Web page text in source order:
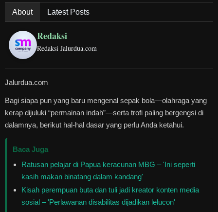
Olahraga
Peristiwa
Edukasi
Kesehatan
About Latest Posts
Redaksi
Redaksi Jalurdua.com
Jalurdua.com
Bagi siapa pun yang baru mengenal sepak bola—olahraga yang
kerap dijuluki “permainan indah”—serta trofi paling bergengsi di
dalamnya, berikut hal-hal dasar yang perlu Anda ketahui.
Baca Juga
Ratusan pelajar di Papua keracunan MBG – 'Ini seperti
kasih makan binatang dalam kandang'
Kisah perempuan buta dan tuli jadi kreator konten media
sosial – 'Perlawanan disabilitas dijadikan lelucon'